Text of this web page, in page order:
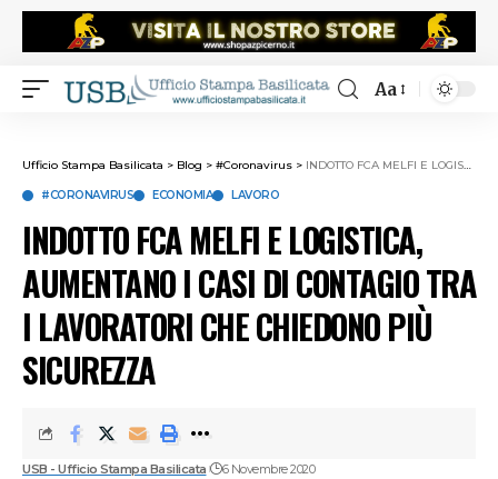
Aa
Ufficio Stampa Basilicata > Blog > #Coronavirus > INDOTTO FCA MELFI E LOGISTICA, AUMENTANO I CASI DI CONTAGIO TRA I LAVORATORI CHE CHIEDONO PIÙ SICUREZZA
#CORONAVIRUS ECONOMIA LAVORO
INDOTTO FCA MELFI E LOGISTICA,
AUMENTANO I CASI DI CONTAGIO TRA
I LAVORATORI CHE CHIEDONO PIÙ
SICUREZZA
USB - Ufficio Stampa Basilicata 6 Novembre 2020